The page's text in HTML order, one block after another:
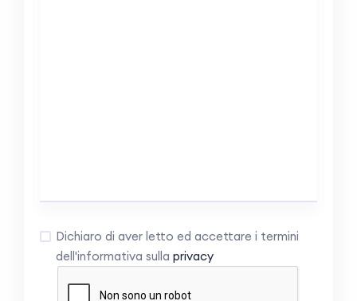
Dichiaro di aver letto ed accettare i termini
dell'informativa sulla privacy